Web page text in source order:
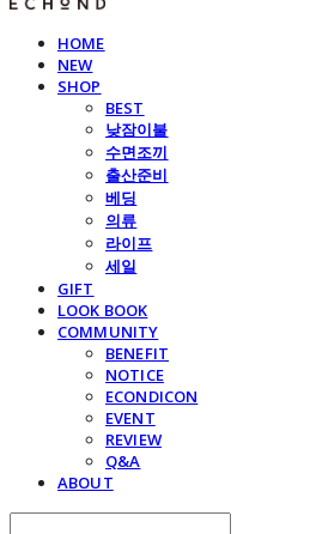
HOME
NEW
SHOP
BEST
낮잠이불
수면조끼
출산준비
베딩
의류
라이프
세일
GIFT
LOOK BOOK
COMMUNITY
BENEFIT
NOTICE
ECONDICON
EVENT
REVIEW
Q&A
ABOUT